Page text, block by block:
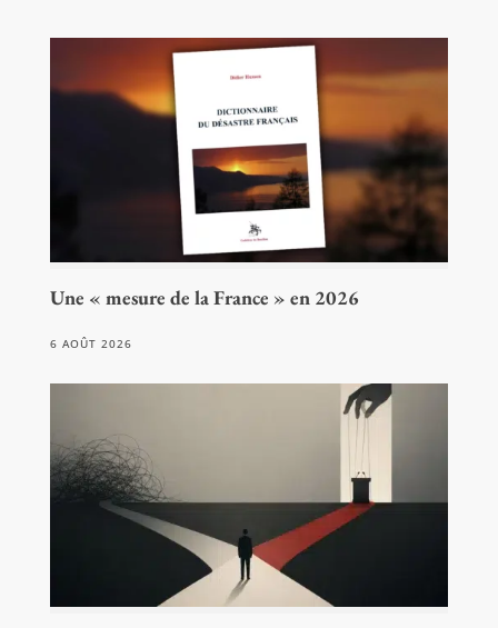
Une « mesure de la France » en 2026
6 AOÛT 2026